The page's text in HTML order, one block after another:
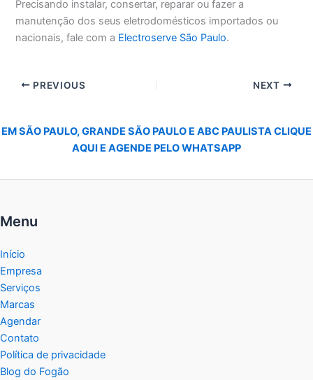
Precisando instalar, consertar, reparar ou fazer a
manutenção dos seus eletrodomésticos importados ou
nacionais, fale com a Electroserve São Paulo.
PREVIOUS NEXT
EM SÃO PAULO, GRANDE SÃO PAULO E ABC PAULISTA CLIQUE
AQUI E AGENDE PELO WHATSAPP
Menu
Início
Empresa
Serviços
Marcas
Agendar
Contato
Política de privacidade
Blog do Fogão